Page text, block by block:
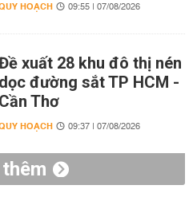
HOẠCH 09:55 | 07/08/2026
xuất 28 khu đô thị nén
dọc đường sắt TP HCM -
Cần Thơ
HOẠCH 09:37 | 07/08/2026